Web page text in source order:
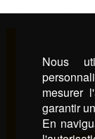
Nous
mesurer
garantir
En